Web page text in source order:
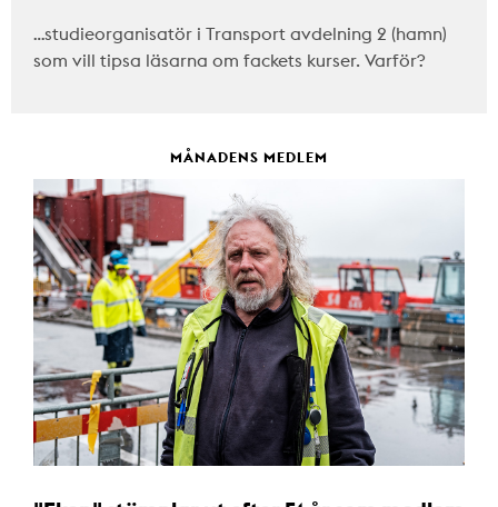
…studieorganisatör i Transport avdelning 2 (hamn)
som vill tipsa läsarna om fackets kurser. Varför?
MÅNADENS MEDLEM